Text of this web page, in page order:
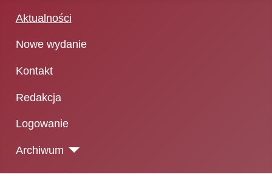
Aktualności
Nowe wydanie
Kontakt
Redakcja
Logowanie
Archiwum